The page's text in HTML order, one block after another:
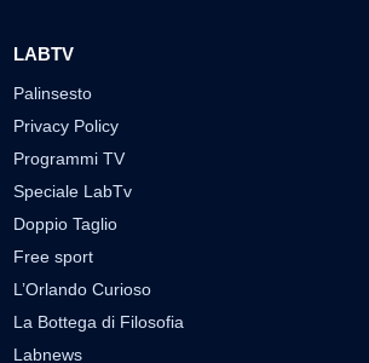
LABTV
Palinsesto
Privacy Policy
Programmi TV
Speciale LabTv
Doppio Taglio
Free sport
L’Orlando Curioso
La Bottega di Filosofia
Labnews